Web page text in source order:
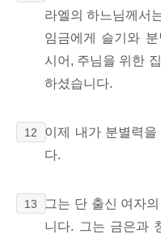
라엘의 하느님께서
임금에게 슬기와
시어, 주님을 위한
하셨습니다.
12 이제 내가 분별력
다.
13 그는 단 출신
여자
니다. 그는 금은과